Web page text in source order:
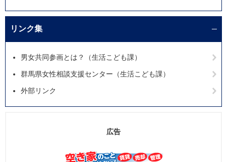
リンク集
男女共同参画とは？（生活こども課）
群馬県女性相談支援センター（生活こども課）
外部リンク
広告